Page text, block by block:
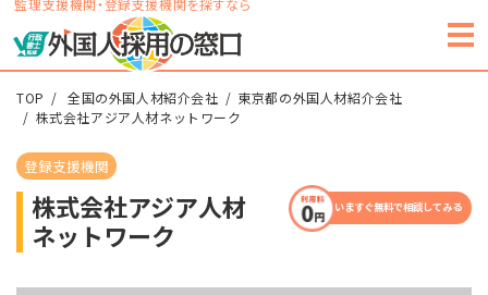
監理支援機関・登録支援機関を探すなら
TOP 全国の外国人材紹介会社
東京都の外国人材紹介会社
株式会社アジア人材ネットワーク
登録支援機関
株式会社アジア人材
ネットワーク
いますぐ無料で相談してみる